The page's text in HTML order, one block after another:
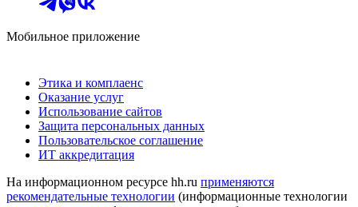
Мобильное приложение
Этика и комплаенс
Оказание услуг
Использование сайтов
Защита персональных данных
Пользовательское соглашение
ИТ аккредитация
На информационном ресурсе hh.ru применяются
рекомендательные технологии (информационные технологии